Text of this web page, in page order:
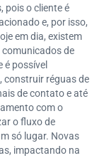
pois o cliente é
e, por isso,
em dia, existem
de
possível
construir réguas de
de contato e até
com o
o fluxo de
só lugar. Novas
impactando na